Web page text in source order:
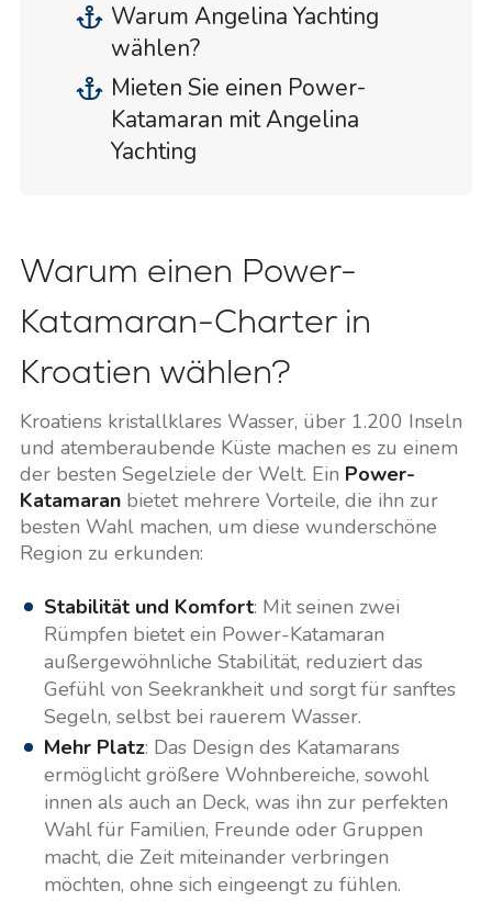
Warum Angelina Yachting
wählen?
Mieten Sie einen Power-
Katamaran mit Angelina
Yachting
Warum einen Power-
Katamaran-Charter in
Kroatien wählen?
Kroatiens kristallklares Wasser, über 1.200 Inseln
und atemberaubende Küste machen es zu einem
der besten Segelziele der Welt. Ein Power-
Katamaranbietet mehrere Vorteile, die ihn zur
besten Wahl machen, um diese wunderschöne
Region zu erkunden:
Stabilität und Komfort: Mit seinen zwei
Rümpfen bietet ein Power-Katamaran
außergewöhnliche Stabilität, reduziert das
Gefühl von Seekrankheit und sorgt für sanftes
Segeln, selbst bei rauerem Wasser.
Mehr Platz: Das Design des Katamarans
ermöglicht größere Wohnbereiche, sowohl
innen als auch an Deck, was ihn zur perfekten
Wahl für Familien, Freunde oder Gruppen
macht, die Zeit miteinander verbringen
möchten, ohne sich eingeengt zu fühlen.